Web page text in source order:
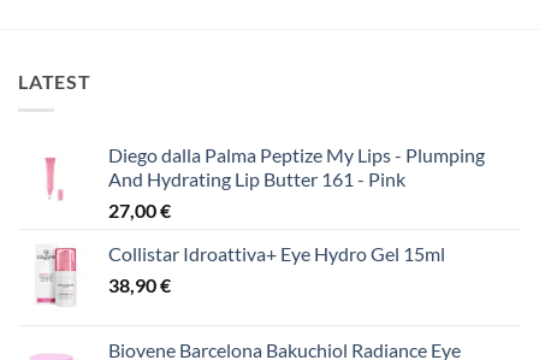
LATEST
Diego dalla Palma Peptize My Lips - Plumping
And Hydrating Lip Butter 161 - Pink
27,00€
Collistar Idroattiva+ Eye Hydro Gel 15ml
38,90€
Biovene Barcelona Bakuchiol Radiance Eye